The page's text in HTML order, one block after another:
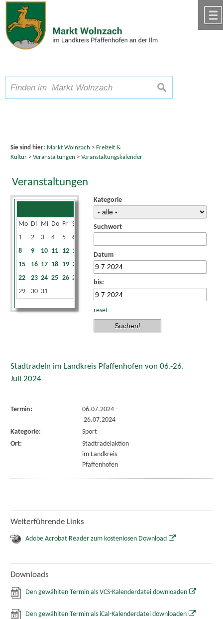
Zum Inhalt,zur Navigation
Schriftgröße A A A suchen
Sie sind hier: Markt Wolnzach > Freizeit &
Kultur> Veranstaltungen > Veranstaltungskalender
Veranstaltungen
Mo Di Mi Do Fr Sa
1
2 3 4 5 6
8
9 10 11 12 13
15
16 17 18 19 20
22
23 24 25 26 27
29
30 31
Kategorie
Suchwort
Datum
bis:
reset
Stadtradeln im Landkreis Pfaffenhofen von 06.-26.
Juli 2024
Termin: 06.07.2024–
26.07.2024
Kategorie:
Sport
Ort:
Stadtradelaktion
im Landkreis
Pfaffenhofen
Weiterführende Links
Adobe Acrobat Reader zum kostenlosen Download
Downloads
Den gewählten Termin als VCS-Kalenderdatei downloaden
Den gewählten Termin als iCal-Kalenderdatei downloaden